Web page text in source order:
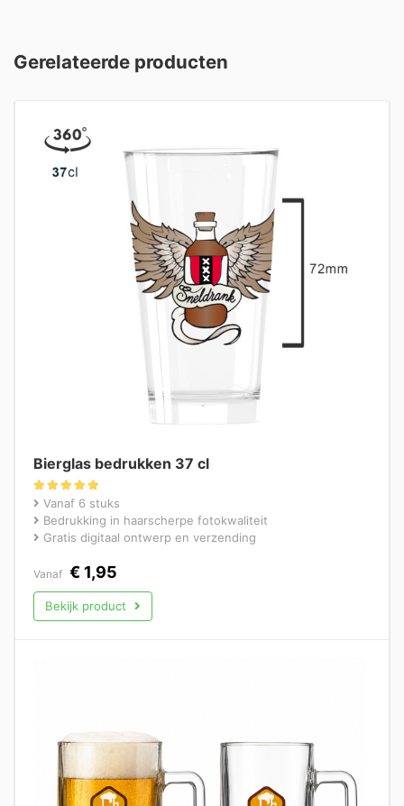
Gerelateerde producten
Bierglas bedrukken 37 cl
Gewaardeerd
5.00
uit 5
Vanaf 6 stuks
Bedrukking in haarscherpe fotokwaliteit
Gratis digitaal ontwerp en verzending
Vanaf € 1,95
Bekijk product